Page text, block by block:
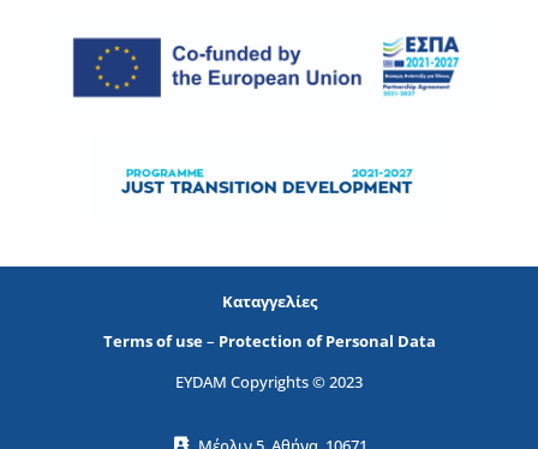
Καταγγελίες
Terms of use– Protection of Personal Data
EYDAM Copyrights © 2023